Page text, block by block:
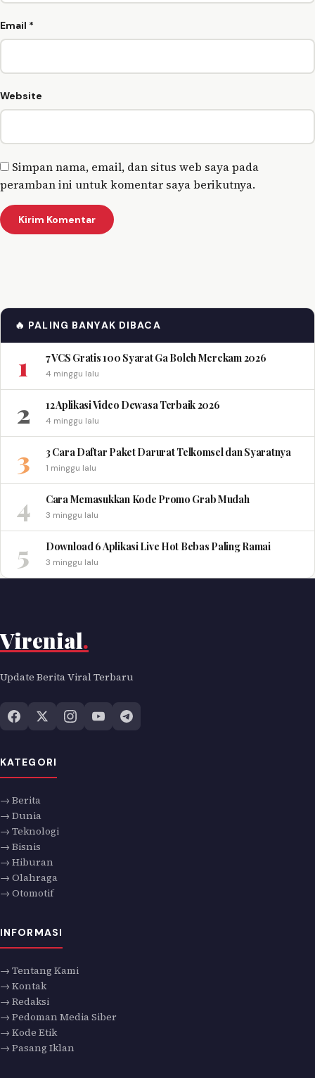
Email *
Website
Simpan nama, email, dan situs web saya pada
peramban ini untuk komentar saya berikutnya.
🔥 PALING BANYAK DIBACA
1 7 VCS Gratis 100 Syarat Ga Boleh Merekam 2026
4 minggu lalu
2 12 Aplikasi Video Dewasa Terbaik 2026
4 minggu lalu
3 3 Cara Daftar Paket Darurat Telkomsel dan Syaratnya
1 minggu lalu
4 Cara Memasukkan Kode Promo Grab Mudah
3 minggu lalu
5 Download 6 Aplikasi Live Hot Bebas Paling Ramai
3 minggu lalu
Virenial.
Update Berita Viral Terbaru
KATEGORI
→ Berita
→ Dunia
→ Teknologi
→ Bisnis
→ Hiburan
→ Olahraga
→ Otomotif
INFORMASI
→ Tentang Kami
→ Kontak
→ Redaksi
→ Pedoman Media Siber
→ Kode Etik
→ Pasang Iklan